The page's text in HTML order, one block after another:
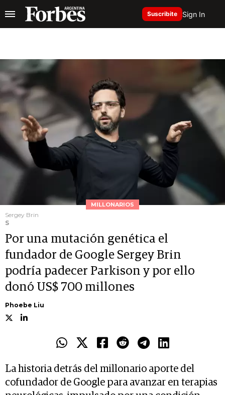
Suscribite Sign In
MILLONARIOS
Sergey Brin
S
Por una mutación genética el
fundador de Google Sergey Brin
podría padecer Parkison y por ello
donó US$ 700 millones
Phoebe Liu
La historia detrás del millonario aporte del
cofundador de Google para avanzar en terapias